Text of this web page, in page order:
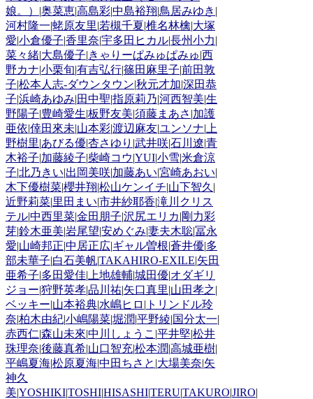
娘。） |奥菜恵|高島彩|中島裕翔|鳥居みゆき |
河村隆一|蛯原友里|若槻千夏|椎名林檎|大塚
愛|小倉優子|香里奈|宇多田ヒカル|長州小力|
菜々緒|大島優子|きゃりーぱみゅぱみゅ|西
野カナ|小栗旬|有吉弘行|篠田麻里子|前田敦
子|松本人志-ダウンタウン|秋元才加|深田恭
子|浜崎あゆみ|田中聖|指原莉乃|河西智美|生
野陽子|豊崎愛生|板野友美|須藤まあさ |加護
亜依|倖田來未|山本彩|渡辺麻友|ユンソナ| 上
野樹里|あびる優|杏さゆり |武井咲|石川遼|青
木裕子|加藤綾子|柴崎コウ|YUI|小雪|米倉涼
子|北乃きい|出岡美咲|加藤あい|宮崎あおい|
木下優樹菜|櫻井翔|松山ケンイチ|山下智久 |
近野莉菜|里田まい|市井紗耶香|滝川クリス
テル|中西里菜|金田朋子|沢尻エリカ|剛力彩
芽|鈴木亜美|岩尾望|安めぐみ|妻夫木聡|冨永
愛|山崎邦正|中居正広|ギャル曽根|蒼井優|多
部未華子|白石美帆|TAKAHIRO-EXILE|矢田
亜希子|多田愛佳| 上地雄輔|城田優|オダギリ
ジョー|狩野英孝|品川祐|矢口真里|山田孝之|
ベッキー|山本裕典|水嶋ヒロ | トリンドル玲
奈|柏木由紀|小嶋陽菜|堀潤|平野綾|国分太一|
赤西仁|森山未來|中川しょうこ |平井堅|松井
珠理奈|後藤真希|山口智充|松本潤|高城亜樹|
平嶋夏海|松原夏海|中田ちさと |大場美奈|矢
神久
美|YOSHIKI|TOSHI|HISASHI|TERU|TAKURO|JIRO|